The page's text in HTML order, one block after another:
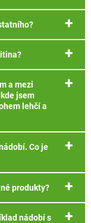
a mezi
jsem
lehčí a
Co je
produkty?
nádobí s